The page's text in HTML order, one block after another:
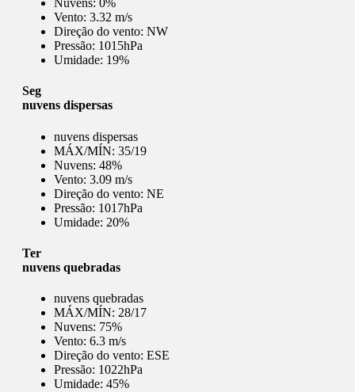
Nuvens: 0%
Vento: 3.32 m/s
Direção do vento: NW
Pressão: 1015hPa
Umidade: 19%
Seg
nuvens dispersas
nuvens dispersas
MÁX/MÍN: 35/19
Nuvens: 48%
Vento: 3.09 m/s
Direção do vento: NE
Pressão: 1017hPa
Umidade: 20%
Ter
nuvens quebradas
nuvens quebradas
MÁX/MÍN: 28/17
Nuvens: 75%
Vento: 6.3 m/s
Direção do vento: ESE
Pressão: 1022hPa
Umidade: 45%